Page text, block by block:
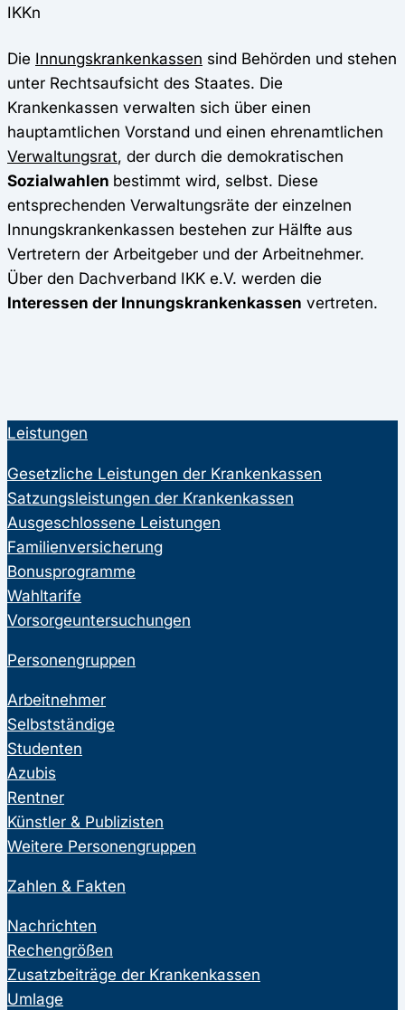
IKKn
Die Innungskrankenkassen sind Behörden und stehen
unter Rechtsaufsicht des Staates. Die
Krankenkassen verwalten sich über einen
hauptamtlichen Vorstand und einen ehrenamtlichen
Verwaltungsrat, der durch die demokratischen
Sozialwahlen bestimmt wird, selbst. Diese
entsprechenden Verwaltungsräte der einzelnen
Innungskrankenkassen bestehen zur Hälfte aus
Vertretern der Arbeitgeber und der Arbeitnehmer.
Über den Dachverband IKK e.V. werden die
Interessen der Innungskrankenkassen vertreten.
Leistungen
Gesetzliche Leistungen der Krankenkassen
Satzungsleistungen der Krankenkassen
Ausgeschlossene Leistungen
Familienversicherung
Bonusprogramme
Wahltarife
Vorsorgeuntersuchungen
Personengruppen
Arbeitnehmer
Selbstständige
Studenten
Azubis
Rentner
Künstler & Publizisten
Weitere Personengruppen
Zahlen & Fakten
Nachrichten
Rechengrößen
Zusatzbeiträge der Krankenkassen
Umlage